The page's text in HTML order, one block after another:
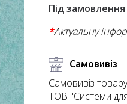
Під замовлення
*Актуальну
Самовивіз
Самовивіз товару
ТОВ "Системи